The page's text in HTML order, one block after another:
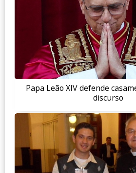
Papa Leão XIV defende
discurso